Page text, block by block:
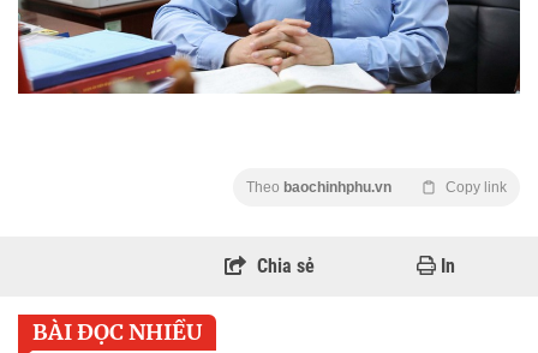
Theo baochinhphu.vn Copy link
Chia sẻ In
BÀI ĐỌC NHIỀU